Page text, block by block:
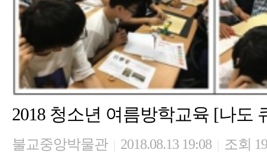
2018 청소년 여름방학교육 [나도
불교중앙박물관 2018.08.13 19:08 조회